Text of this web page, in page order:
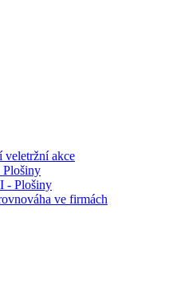
veletržní akce
- Plošiny
ve firmách